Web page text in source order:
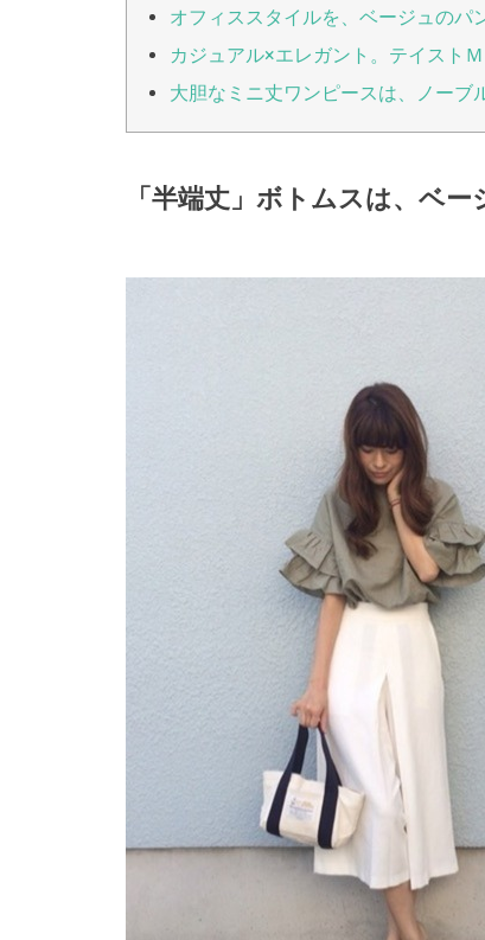
オフィススタイルを、ベージュのパ
カジュアル×エレガント。テイスト
大胆なミニ丈ワンピースは、ノーブ
「半端丈」ボトムスは、ベ